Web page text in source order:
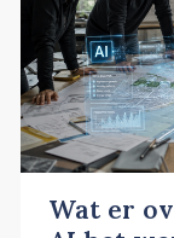
Wat er